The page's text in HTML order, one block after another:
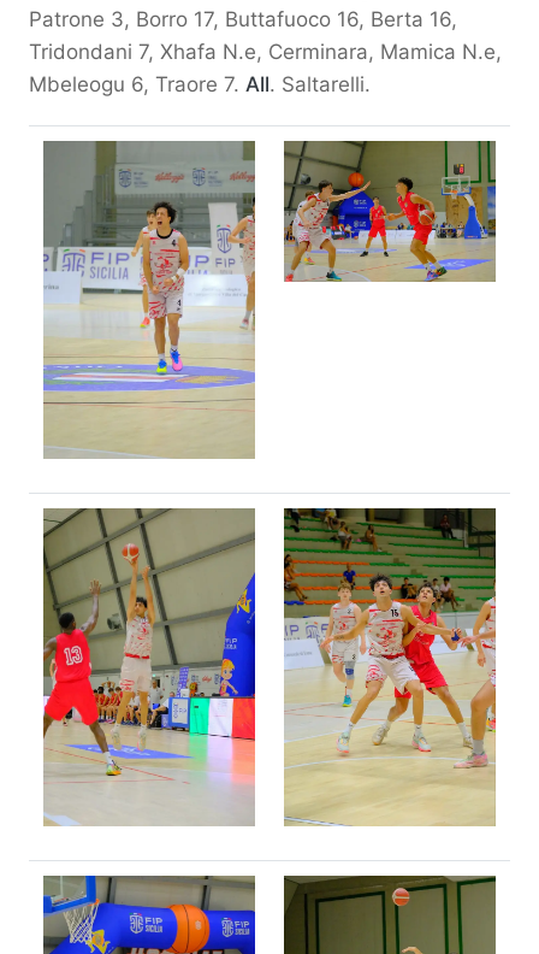
Patrone 3, Borro 17, Buttafuoco 16, Berta 16,
Tridondani 7, Xhafa N.e, Cerminara, Mamica N.e,
Mbeleogu 6, Traore 7. All. Saltarelli.